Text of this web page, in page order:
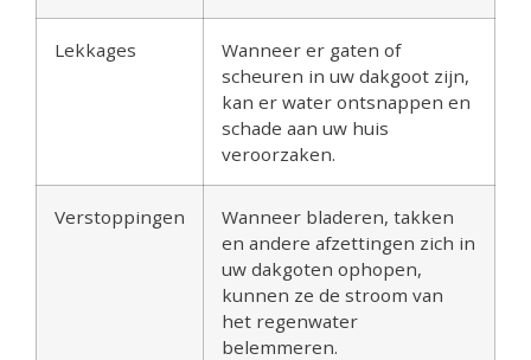
Lekkages
Wanneer er gaten of
scheuren in uw dakgoot zijn,
kan er water ontsnappen en
schade aan uw huis
veroorzaken.
Verstoppingen
Wanneer bladeren, takken
en andere afzettingen zich in
uw dakgoten ophopen,
kunnen ze de stroom van
het regenwater
belemmeren.